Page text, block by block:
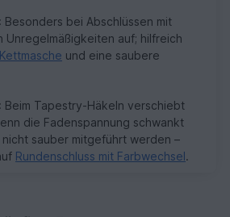
: Besonders bei Abschlüssen mit
Unregelmäßigkeiten auf; hilfreich
und eine saubere
: Beim Tapestry-Häkeln verschiebt
die Fadenspannung schwankt
sauber mitgeführt werden –
Rundenschluss mit Farbwechsel.